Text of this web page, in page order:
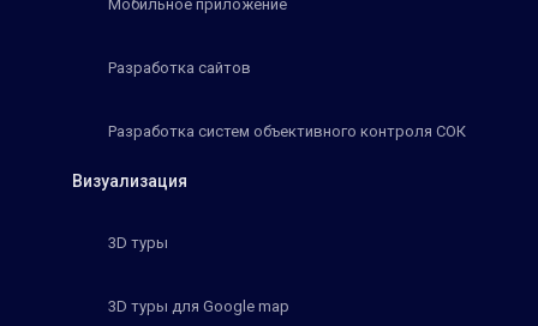
Мобильное приложение
Разработка сайтов
Разработка систем объективного контроля СОК
Визуализация
3D туры
3D туры для Google map